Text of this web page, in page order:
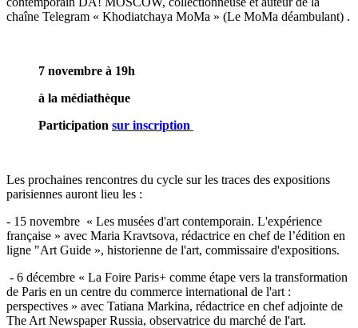
chaîne Telegram « Khodiatchaya MoMa » (Le MoMa déambulant) .
7 novembre à 19h
à la médiathèque
Participation sur inscription
Les prochaines rencontres du cycle sur les traces des expositions
parisiennes auront lieu les :
- 15 novembre « Les musées d'art contemporain. L'expérience
française » avec Maria Kravtsova, rédactrice en chef de l’édition en
ligne "Art Guide », historienne de l'art, commissaire d'expositions.
- 6 décembre « La Foire Paris+ comme étape vers la transformation
de Paris en un centre du commerce international de l'art :
perspectives » avec Tatiana Markina, rédactrice en chef adjointe de
The Art Newspaper Russia, observatrice du marché de l'art.